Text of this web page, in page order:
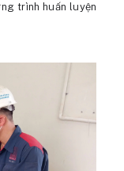
trình huấn luyện